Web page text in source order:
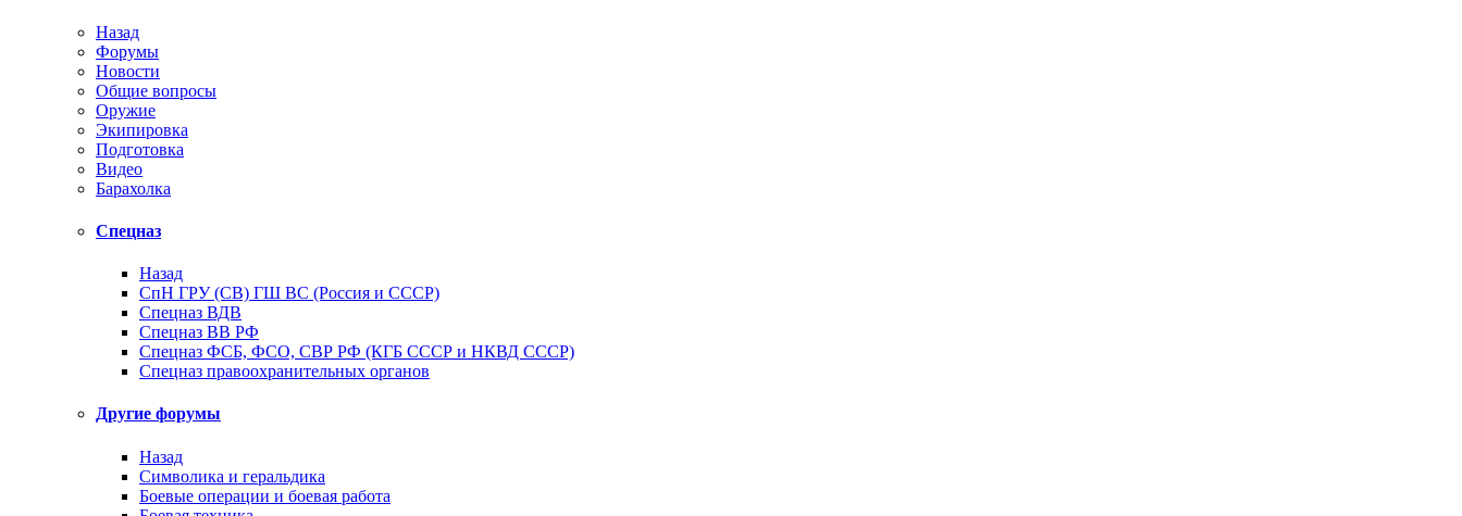
Назад
Форумы
Новости
Общие вопросы
Оружие
Экипировка
Подготовка
Видео
Барахолка
Спецназ
Назад
СпН ГРУ (СВ) ГШ ВС (Россия и СССР)
Спецназ ВДВ
Спецназ ВВ РФ
Спецназ ФСБ, ФСО, СВР РФ (КГБ СССР и НКВД СССР)
Спецназ правоохранительных органов
Другие форумы
Назад
Символика и геральдика
Боевые операции и боевая работа